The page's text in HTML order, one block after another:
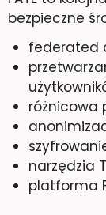
bezpieczne
federated
różnicowa
narzędzia
platforma